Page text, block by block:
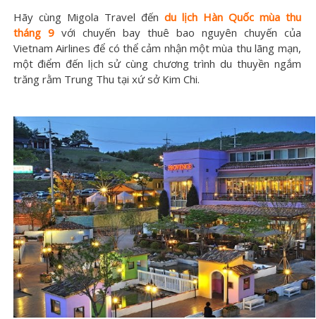
Hãy cùng Migola Travel đến du lịch Hàn Quốc mùa thu
tháng 9với chuyến bay thuê bao nguyên chuyến của
Vietnam Airlines để có thể cảm nhận một mùa thu lãng mạn,
một điểm đến lịch sử cùng chương trình du thuyền ngắm
trăng rằm Trung Thu tại xứ sở Kim Chi.